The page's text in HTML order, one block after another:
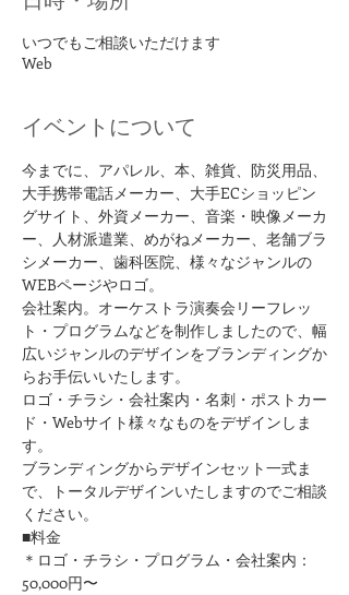
いつでもご相談いただけます
Web
イベントについて
今までに、アパレル、本、雑貨、防災用品、
大手携帯電話メーカー、大手ECショッピン
グサイト、外資メーカー、音楽・映像メーカ
ー、人材派遣業、めがねメーカー、老舗ブラ
シメーカー、歯科医院、様々なジャンルの
WEBページやロゴ。
会社案内。オーケストラ演奏会リーフレッ
ト・プログラムなどを制作しましたので、幅
広いジャンルのデザインをブランディングか
らお手伝いいたします。
ロゴ・チラシ・会社案内・名刺・ポストカー
ド・Webサイト様々なものをデザインしま
す。
ブランディングからデザインセット一式ま
で、トータルデザインいたしますのでご相談
ください。
■料金
＊ロゴ・チラシ・プログラム・会社案内：
50,000円〜